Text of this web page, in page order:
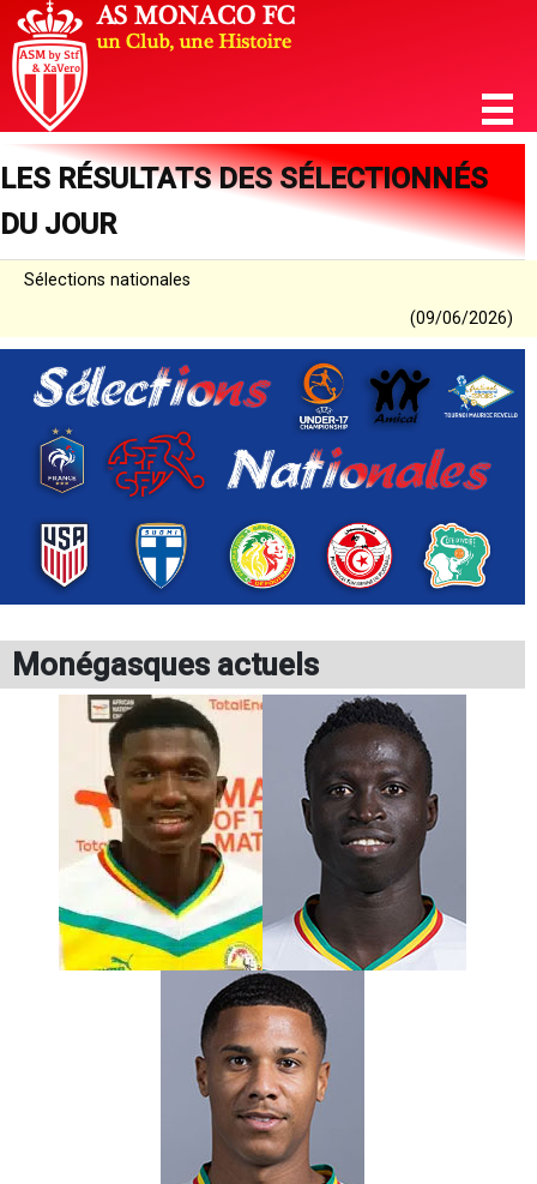
LES RÉSULTATS DES SÉLECTIONNÉS
DU JOUR
Sélections nationales
(09/06/2026)
Monégasques actuels